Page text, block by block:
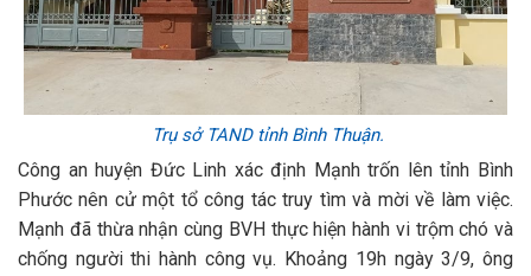
Trụ sở TAND tỉnh Bình Thuận.
Công an huyện Đức Linh xác định Mạnh trốn lên tỉnh Bình
Phước nên cử một tổ công tác truy tìm và mời về làm việc.
Mạnh đã thừa nhận cùng BVH thực hiện hành vi trộm chó và
chống người thi hành công vụ. Khoảng 19h ngày 3/9, ông